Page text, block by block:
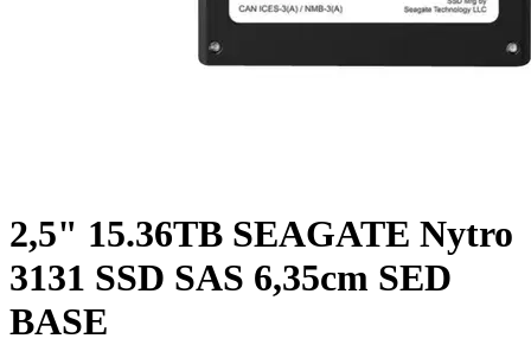
2,5" 15.36TB SEAGATE Nytro
3131 SSD SAS 6,35cm SED
BASE